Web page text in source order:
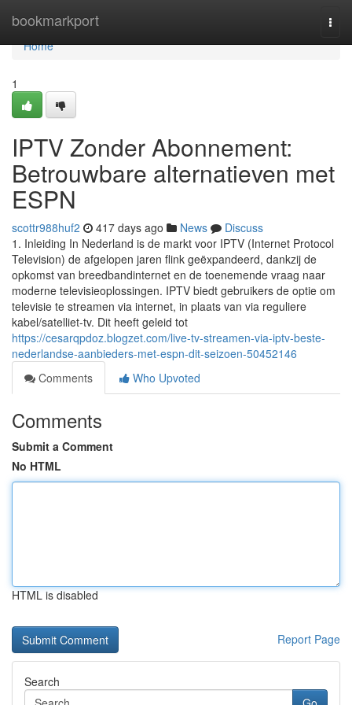
bookmarkport
Home
Home
1
IPTV Zonder Abonnement:
Betrouwbare alternatieven met
ESPN
scottr988huf2 417 days ago News
Discuss
1. Inleiding In Nederland is de markt voor IPTV (Internet Protocol
Television) de afgelopen jaren flink geëxpandeerd, dankzij de
opkomst van breedbandinternet en de toenemende vraag naar
moderne televisieoplossingen. IPTV biedt gebruikers de optie om
televisie te streamen via internet, in plaats van via reguliere
kabel/satelliet-tv. Dit heeft geleid tot
https://cesarqpdoz.blogzet.com/live-tv-streamen-via-iptv-beste-
nederlandse-aanbieders-met-espn-dit-seizoen-50452146
Comments
Who Upvoted
Comments
Submit a Comment
No HTML
HTML is disabled
Report Page
Search